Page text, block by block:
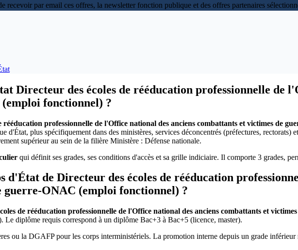
recevoir par email ces offres, la newsletter fonction publique et des offres partenaires
Directeur des écoles de rééducation professionnelle de
fonctionnel) ?
rééducation professionnelle de l'Office national des anciens combattants et victimes de
d'État, plus spécifiquement dans des ministères, services déconcentrés (préfectures, rectorats)
supérieur au sein de la filière Ministère : Défense nationale.
qui définit ses grades, ses conditions d'accès et sa grille indiciaire. Il comporte 3 grades,
d'État de Directeur des écoles de rééducation
guerre-ONAC (emploi fonctionnel) ?
de rééducation professionnelle de l'Office national des anciens combattants et
Le diplôme requis correspond à un diplôme Bac+3 à Bac+5 (licence, master).
ou la DGAFP pour les corps interministériels. La promotion interne depuis un grade